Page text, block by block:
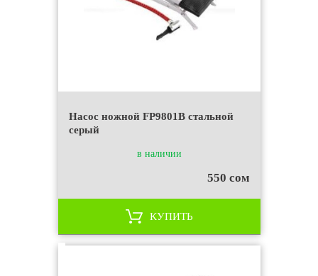
Насос ножной FP9801B стальной
серый
в наличии
550 сом
КУПИТЬ